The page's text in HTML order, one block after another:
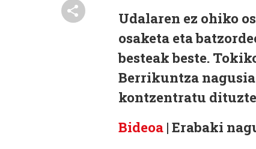
Udalaren ez ohiko
osaketa eta
besteak beste.
Berrikuntza
kontzentratu
Bideoa | Erabaki